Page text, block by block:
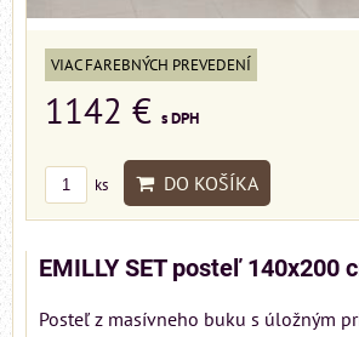
VIAC FAREBNÝCH PREVEDENÍ
1142 € s DPH
ks DO KOŠÍKA
EMILLY SET posteľ 140x200
Posteľ z masívneho buku s úložným